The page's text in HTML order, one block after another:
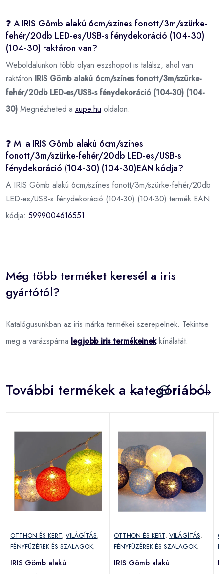
❓ A IRIS Gömb alakú 6cm/színes fonott/3m/szürke-
fehér/20db LED-es/USB-s fénydekoráció (104-30)
(104-30) raktáron van?
Weboldalunkon több olyan eszshopot is találsz, ahol van
raktáron IRIS Gömb alakú 6cm/színes fonott/3m/szürke-
fehér/20db LED-es/USB-s fénydekoráció (104-30) (104-
30) Megnézheted a xupe.hu oldalon.
❓ Mi a IRIS Gömb alakú 6cm/színes
fonott/3m/szürke-fehér/20db LED-es/USB-s
fénydekoráció (104-30) (104-30)EAN kódja?
A IRIS Gömb alakú 6cm/színes fonott/3m/szürke-fehér/20db
LED-es/USB-s fénydekoráció (104-30) (104-30) termék EAN
kódja: 5999004616551
Még több terméket keresél a iris
gyártótól?
Katalógusunkban az iris márka termékei szerepelnek. Tekintse
meg a varázspárna legjobb iris termékeinekkínálatát.
További termékek a kategóriából
OTTHON ÉS KERT, VILÁGÍTÁS,
FÉNYFÜZÉREK ÉS SZALAGOK,
IRIS Gömb alakú
OTTHON ÉS KERT, VILÁGÍTÁS,
FÉNYFÜZÉREK ÉS SZALAGOK,
IRIS Gömb alakú